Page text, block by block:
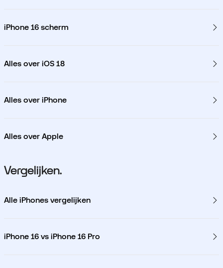
iPhone 16 scherm
Alles over iOS 18
Alles over iPhone
Alles over Apple
Vergelijken.
Alle iPhones vergelijken
iPhone 16 vs iPhone 16 Pro